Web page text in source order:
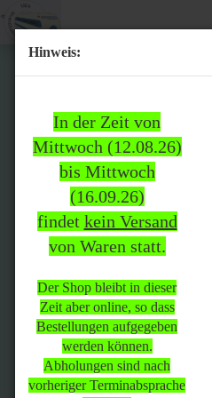
Hinweis:
In der Zeit von
Mittwoch (12.08.26)
bis Mittwoch
(16.09.26)
findet kein Versand
von Waren statt.
Der Shop bleibt in dieser
Zeit aber online, so dass
Bestellungen aufgegeben
werden können.
Abholungen sind nach
vorheriger Terminabsprache
Bitte
beachten:
In der Zeit von Mittwoch
(12.08.26) bis Mittwoch
(16.09.26)
statt.
Der Shop bleibt in dieser Zeit
aber online, so dass
Bestellungen aufgegeben
werden können.